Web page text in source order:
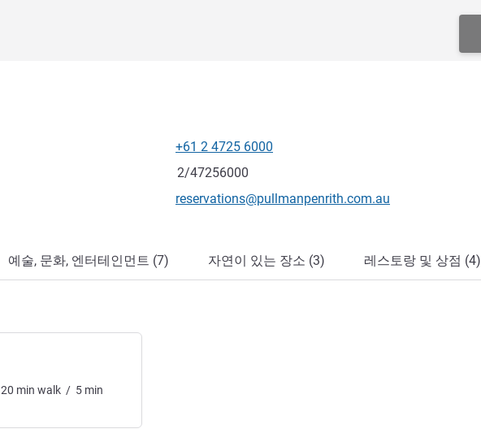
전화
+61 2 4725 6000
팩스
2/47256000
E-mail
reservations@pullmanpenrith.com.au
예술, 문화, 엔터테인먼트 (7) 자연이 있는 장소 (3) 레스토랑 및 상점 (4)
20 min walk / 5 min